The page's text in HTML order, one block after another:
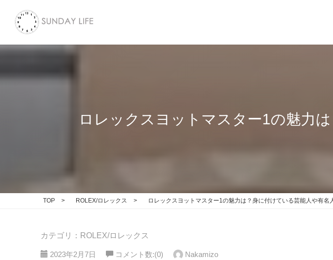
ロレックスヨットマスター1の魅力
TOP > ROLEX/ロレックス > ロレックスヨットマスター1の魅力は？身に付けている芸能人や有名
カテゴリ：ROLEX/ロレックス
2023年2月7日 コメント数:(0) Nakamizo